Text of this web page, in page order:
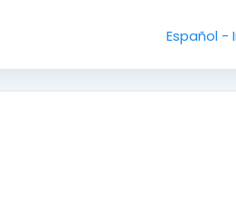
Español -